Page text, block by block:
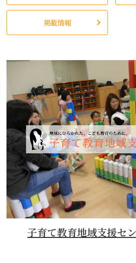
掲載情報
子育て教育地域支援セ